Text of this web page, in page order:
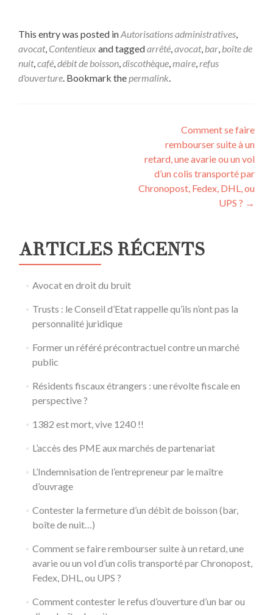
This entry was posted inAutorisations administratives,
avocat, Contentieuxand taggedarrêté,avocat, bar, boîte de
nuit,café,débit de boisson,discothèque,maire,refus
d'ouverture. Bookmark thepermalink.
Comment se faire
rembourser suite à un
retard, une avarie ou un vol
d’un colis transporté par
Chronopost, Fedex, DHL, ou
UPS ? →
ARTICLES RÉCENTS
Avocat en droit du bruit
Trusts : le Conseil d’Etat rappelle qu’ils n’ont pas la
personnalité juridique
Former un référé précontractuel contre un marché
public
Résidents fiscaux étrangers : une révolte fiscale en
perspective ?
1382 est mort, vive 1240 !!
L’accès des PME aux marchés de partenariat
L’Indemnisation de l’entrepreneur par le maître
d’ouvrage
Contester la fermeture d’un débit de boisson (bar,
boîte de nuit…)
Comment se faire rembourser suite à un retard, une
avarie ou un vol d’un colis transporté par Chronopost,
Fedex, DHL, ou UPS ?
Comment contester le refus d’ouverture d’un bar ou